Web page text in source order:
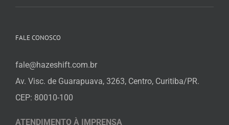
FALE CONOSCO
fale@hazeshift.com.br
Av. Visc. de Guarapuava, 3263, Centro, Curitiba/PR.
CEP: 80010-100
ATENDIMENTO À IMPRENSA